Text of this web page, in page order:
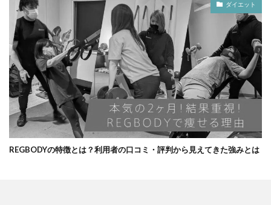
ダイエット
REGBODYの特徴とは？利用者の口コミ・評判から見えてきた強みとは